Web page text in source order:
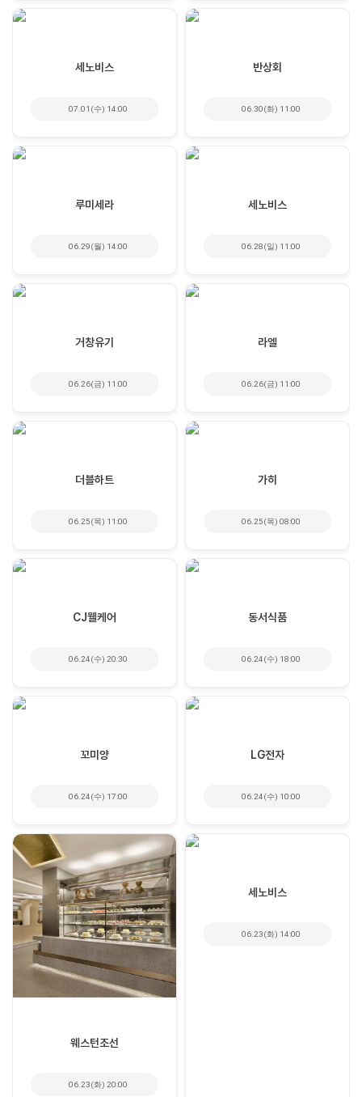
세노비스
07.01(수) 14:00
반상회
06.30(화) 11:00
루미세라
06.29(월) 14:00
세노비스
06.28(일) 11:00
거창유기
06.26(금) 11:00
라엘
06.26(금) 11:00
더블하트
06.25(목) 11:00
가히
06.25(목) 08:00
CJ웰케어
06.24(수) 20:30
동서식품
06.24(수) 18:00
꼬미양
06.24(수) 17:00
LG전자
06.24(수) 10:00
웨스턴조선
06.23(화) 20:00
세노비스
06.23(화) 14:00